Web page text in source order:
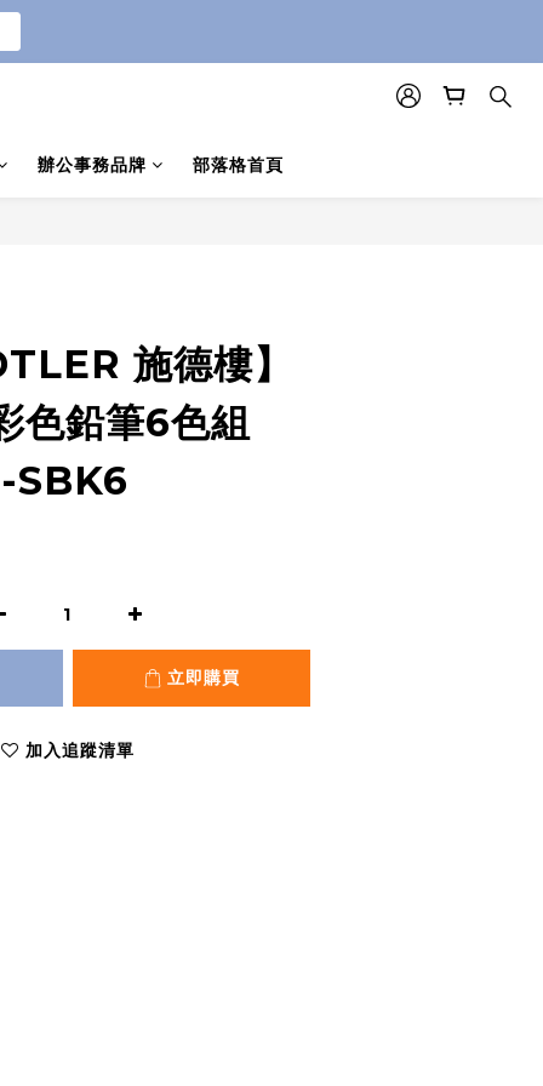
辦公事務品牌 部落格首頁
施德樓】
色鉛筆6色組
SBK6
立即購買
加入追蹤清單